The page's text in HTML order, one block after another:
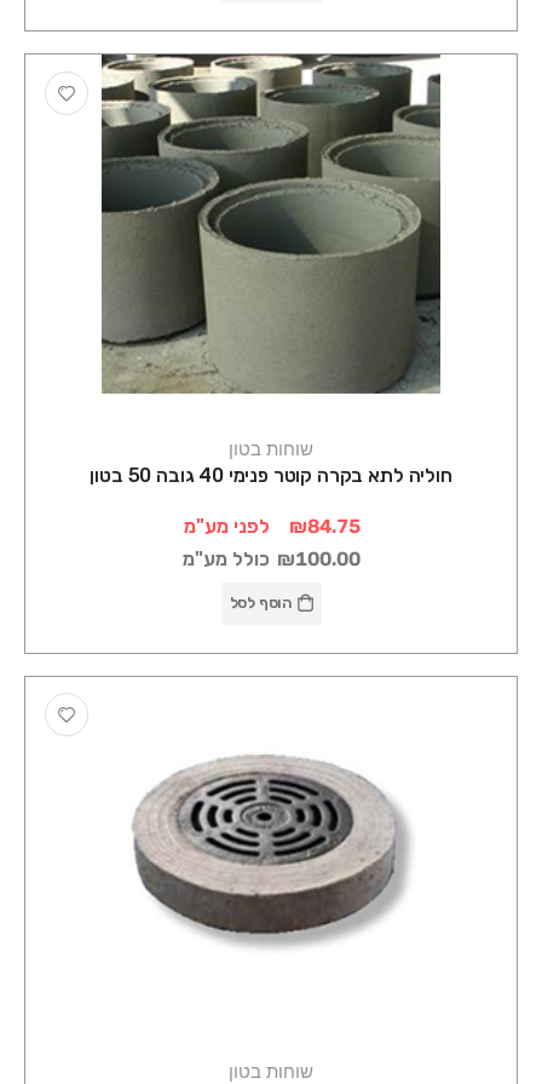
שוחות בטון
חוליה לתא בקרה קוטר פנימי 40 גובה 50 בטון
₪84.75
לפני מע"מ
₪100.00 כולל מע"מ
הוסף לסל
שוחות בטון